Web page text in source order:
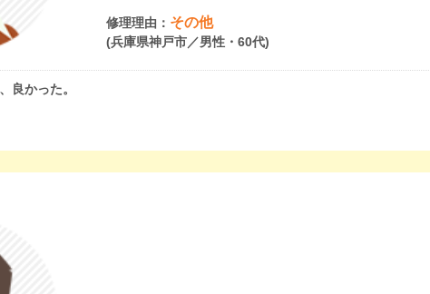
修理理由： その他
(兵庫県神戸市／男性・60代)
良かった。